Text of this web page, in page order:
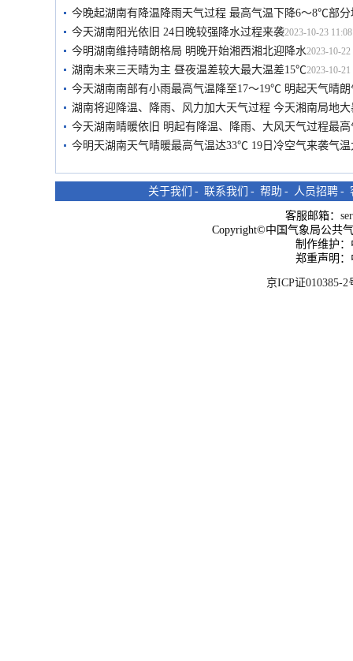
今晚起湖南有降温降雨天气过程 最高气温下降6～8℃部分
今天湖南阳光依旧 24日晚较强降水过程来袭2023-10-23
今明湖南维持晴朗格局 明晚开始湘西湘北迎降水2023-10-22
湖南未来三天晴为主 昼夜温差较大最大温差15℃2023-10-21
今天湖南南部有小雨最高气温降至17～19℃ 明起天气晴朗
湖南将迎降温、降雨、风力加大天气过程 今天湘南局地大
今天湖南晴暖依旧 明起有降温、降雨、大风天气过程最
今明天湖南天气晴暖最高气温达33℃ 19日冷空气来袭气温
关于我们 - 联系我们 - 帮助 - 人员招聘 -
客服邮箱：
Copyright©中国气象局公共
制作维护
郑重声明
京ICP证010385-2